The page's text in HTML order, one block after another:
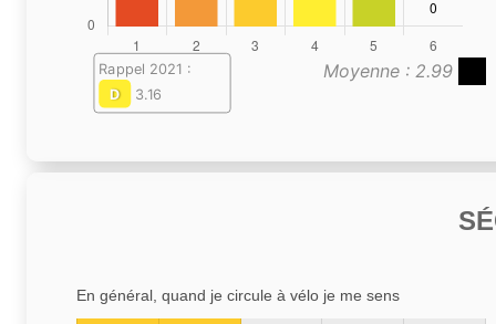
Moyenne : 2.99
Rappel 2021 :
D
3.16
En général, quand je circule à vélo je me sens